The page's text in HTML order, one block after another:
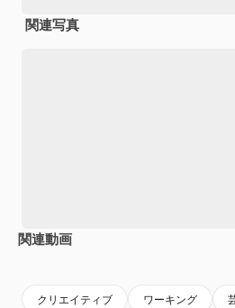
関連写真
関連動画
クリエイティブ ワーキング